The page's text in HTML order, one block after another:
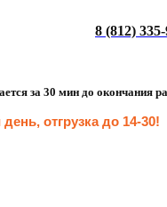
8 (812)
за 30 мин до окончания
отгрузка до 14-30!